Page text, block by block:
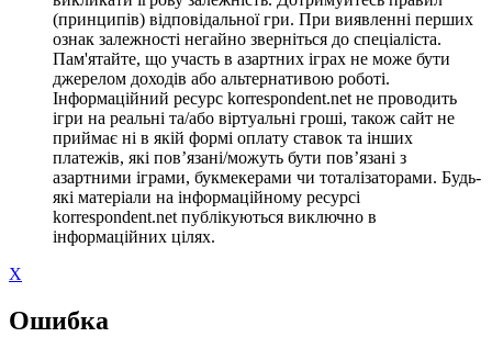
(принципів) відповідальної гри. При виявленні перших
ознак залежності негайно зверніться до спеціаліста.
Пам'ятайте, що участь в азартних іграх не може бути
джерелом доходів або альтернативою роботі.
Інформаційний ресурс korrespondent.net не проводить
ігри на реальні та/або віртуальні гроші, також сайт не
приймає ні в якій формі оплату ставок та інших
платежів, які пов’язані/можуть бути пов’язані з
азартними іграми, букмекерами чи тоталізаторами. Будь-
які матеріали на інформаційному ресурсі
korrespondent.net публікуються виключно в
інформаційних цілях.
X
Ошибка